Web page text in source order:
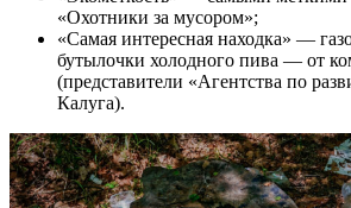
«Охотники за мусором»;
«Самая интересная находка» —
бутылочки холодного пива — от
(представители «Агентства по
Калуга).